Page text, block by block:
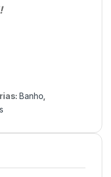
Banho